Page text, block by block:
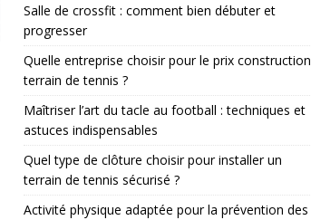
Salle de crossfit : comment bien débuter et
progresser
Quelle entreprise choisir pour le prix construction
terrain de tennis ?
Maîtriser l’art du tacle au football : techniques et
astuces indispensables
Quel type de clôture choisir pour installer un
terrain de tennis sécurisé ?
Activité physique adaptée pour la prévention des